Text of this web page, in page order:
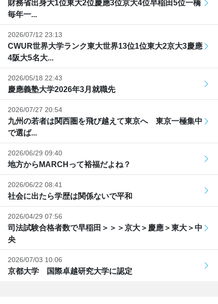
財務省出身大1位東大2位慶應3位京大4位早稲田5位一橋
毎年一...
2026/07/12 23:13
CWUR世界大学ランク東大世界13位1位東大2京大3慶應
4阪大5名大...
2026/05/18 22:43
慶應義塾大学2026年3月就職先
2026/07/27 20:54
九州の若者は関西圏を飛び越えて東京へ 東京一極集中
で選ば...
2026/06/29 09:40
地方からMARCHって裕福だよね？
2026/06/22 08:41
社会に出たら学歴は関係ないで平和
2026/04/29 07:56
司法試験合格者数で早稲田＞＞＞京大＞慶應＞東大＞中
央
2026/07/03 10:06
京都大学 国際卓越研究大学に認定